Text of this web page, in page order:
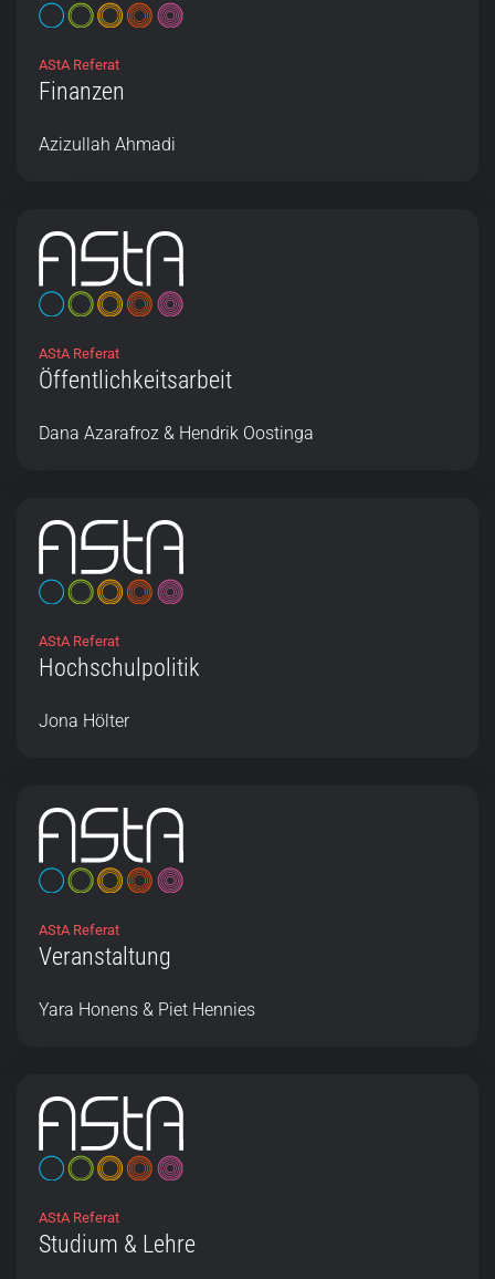
AStA Referat
Finanzen
Azizullah Ahmadi
AStA Referat
Öffentlichkeitsarbeit
Dana Azarafroz & Hendrik Oostinga
AStA Referat
Hochschulpolitik
Jona Hölter
AStA Referat
Veranstaltung
Yara Honens & Piet Hennies
AStA Referat
Studium & Lehre